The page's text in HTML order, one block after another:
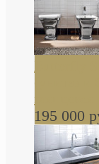
Butterfly
195 000